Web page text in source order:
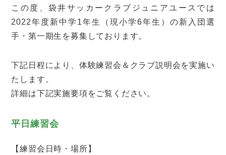
この度、袋井サッカークラブジュニアユースでは
2022年度新中学1年生（現小学6年生）の新入団選
手・第一期生を募集しております。
下記日程により、体験練習会＆クラブ説明会を実施い
たします。
詳細は下記実施要項をご覧ください。
平日練習会
【練習会日時・場所】